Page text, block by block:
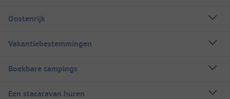
Oostenrijk
Vakantiebestemmingen
Boekbare campings
Een stacaravan huren